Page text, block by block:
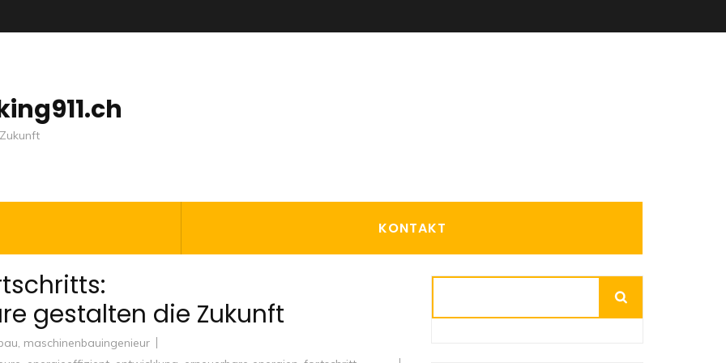
KONTAKT
gestalten die Zukunft
, maschinenbauingenieur